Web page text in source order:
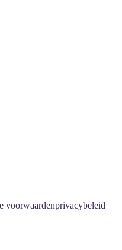
voorwaardenprivacybeleid